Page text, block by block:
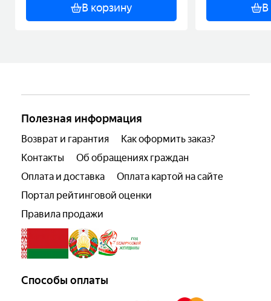
В корзину В
Полезная информация
Возврат и гарантия
Как оформить заказ?
Контакты
Об обращениях граждан
Оплата и доставка
Оплата картой на сайте
Портал рейтинговой оценки
Правила продажи
Способы оплаты